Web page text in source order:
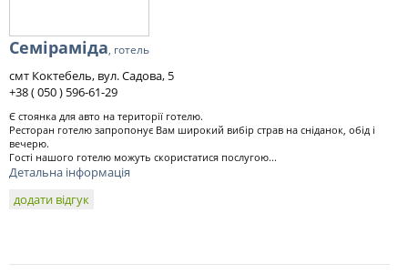
Семіраміда, готель
смт Коктебель, вул. Садова, 5
+38 ( 050 ) 596-61-29
Є стоянка для авто на території готелю.
Ресторан готелю запропонує Вам широкий вибір страв на сніданок, обід і
вечерю.
Гості нашого готелю можуть скористатися послугою...
Детальна інформація
додати відгук